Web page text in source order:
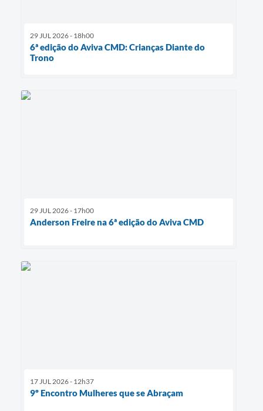
29 JUL 2026 - 18h00
6ª edição do Aviva CMD: Crianças Diante do
Trono
29 JUL 2026 - 17h00
Anderson Freire na 6ª edição do Aviva CMD
17 JUL 2026 - 12h37
9º Encontro Mulheres que se Abraçam